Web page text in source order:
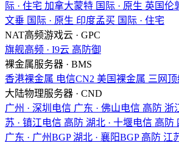
际 · 住宅 加拿大蒙特 国际 · 原生 英国伦
文垂 国际 · 原生 印度孟买 国际 · 住宅
NAT高频游戏云 · GPC
旗舰高频 · I9云 高防御
裸金属服务器 · BMS
香港裸金属 电信CN2 美国裸金属 三网顶
大陆物理服务器 · CND
广州 · 深圳电信 广东 · 佛山电信 高防 浙
苏 · 镇江电信 高防 湖北 · 十堰电信 高防
广东 · 广州BGP 湖北 · 襄阳BGP 高防 江